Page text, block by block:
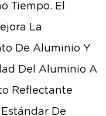
Tiempo. El
La
De Aluminio Y
Del Aluminio A
Reflectante
De